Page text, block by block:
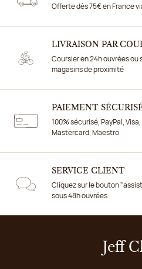
Offerte dès 75€ en France
LIVRAISON PAR
Coursier en 24h ouvrées ou
magasins de proximité
PAIEMENT
100% sécurisé, PayPal,
Mastercard, Maestro
SERVICE CLIENT
Cliquez sur le bouton
sous 48h ouvrées
Jeff